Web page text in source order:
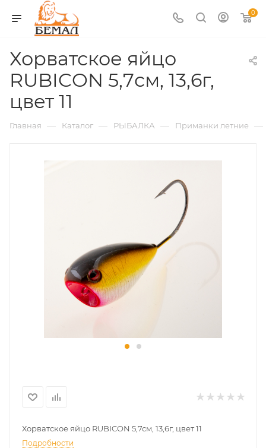
0
Хорватское яйцо
RUBICON 5,7см, 13,6г,
цвет 11
Главная — Каталог — РЫБАЛКА — Приманки летние —
Хорватское яйцо RUBICON 5,7см, 13,6г, цвет 11
Подробности